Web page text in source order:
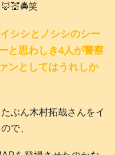
笑
シシとノシシのシー
と思わしき4人が警察
ンとしてはうれしか
ぶん木村拓哉さんをイ
で、